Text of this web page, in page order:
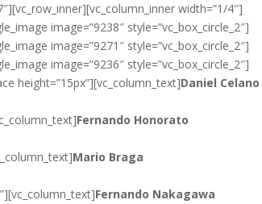
width=”1/4″]
image=”9238″ style=”vc_box_circle_2″]
image=”9271″ style=”vc_box_circle_2″]
image=”9236″ style=”vc_box_circle_2″]
height=”15px”][vc_column_text]Daniel Celano
Fernando Honorato
Mario Braga
Fernando Nakagawa